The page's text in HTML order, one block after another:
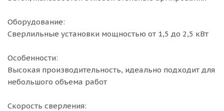
Оборудование:
Сверлильные установки мощностью от 1,5 до 2,5 кВт
Особенности:
Высокая производительность, идеально подходит для
небольшого объема работ
Скорость сверления: